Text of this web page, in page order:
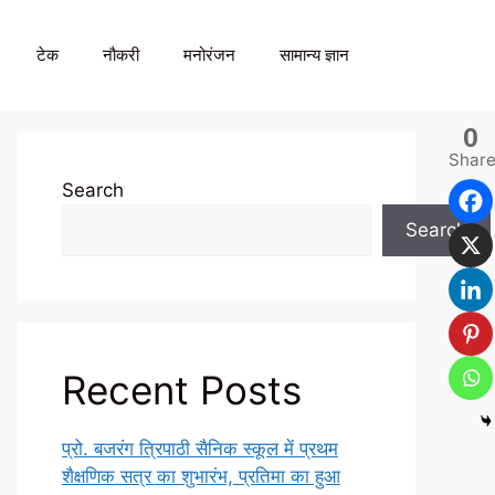
टेक नौकरी मनोरंजन सामान्य ज्ञान
0
Search
Search
Recent Posts
प्रो. बजरंग त्रिपाठी सैनिक स्कूल में प्रथम
शैक्षणिक सत्र का शुभारंभ, प्रतिमा का हुआ